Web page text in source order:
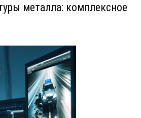
металла: комплексное